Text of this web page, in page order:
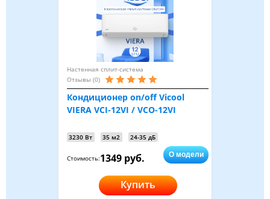
Настенная сплит-система
Отзывы (0)
Кондиционер on/off Vicool
VIERA VCI-12VI / VCO-12VI
3230 Вт 35 м2 24-35 дБ
Стоимость:1349 руб. О модели
Купить